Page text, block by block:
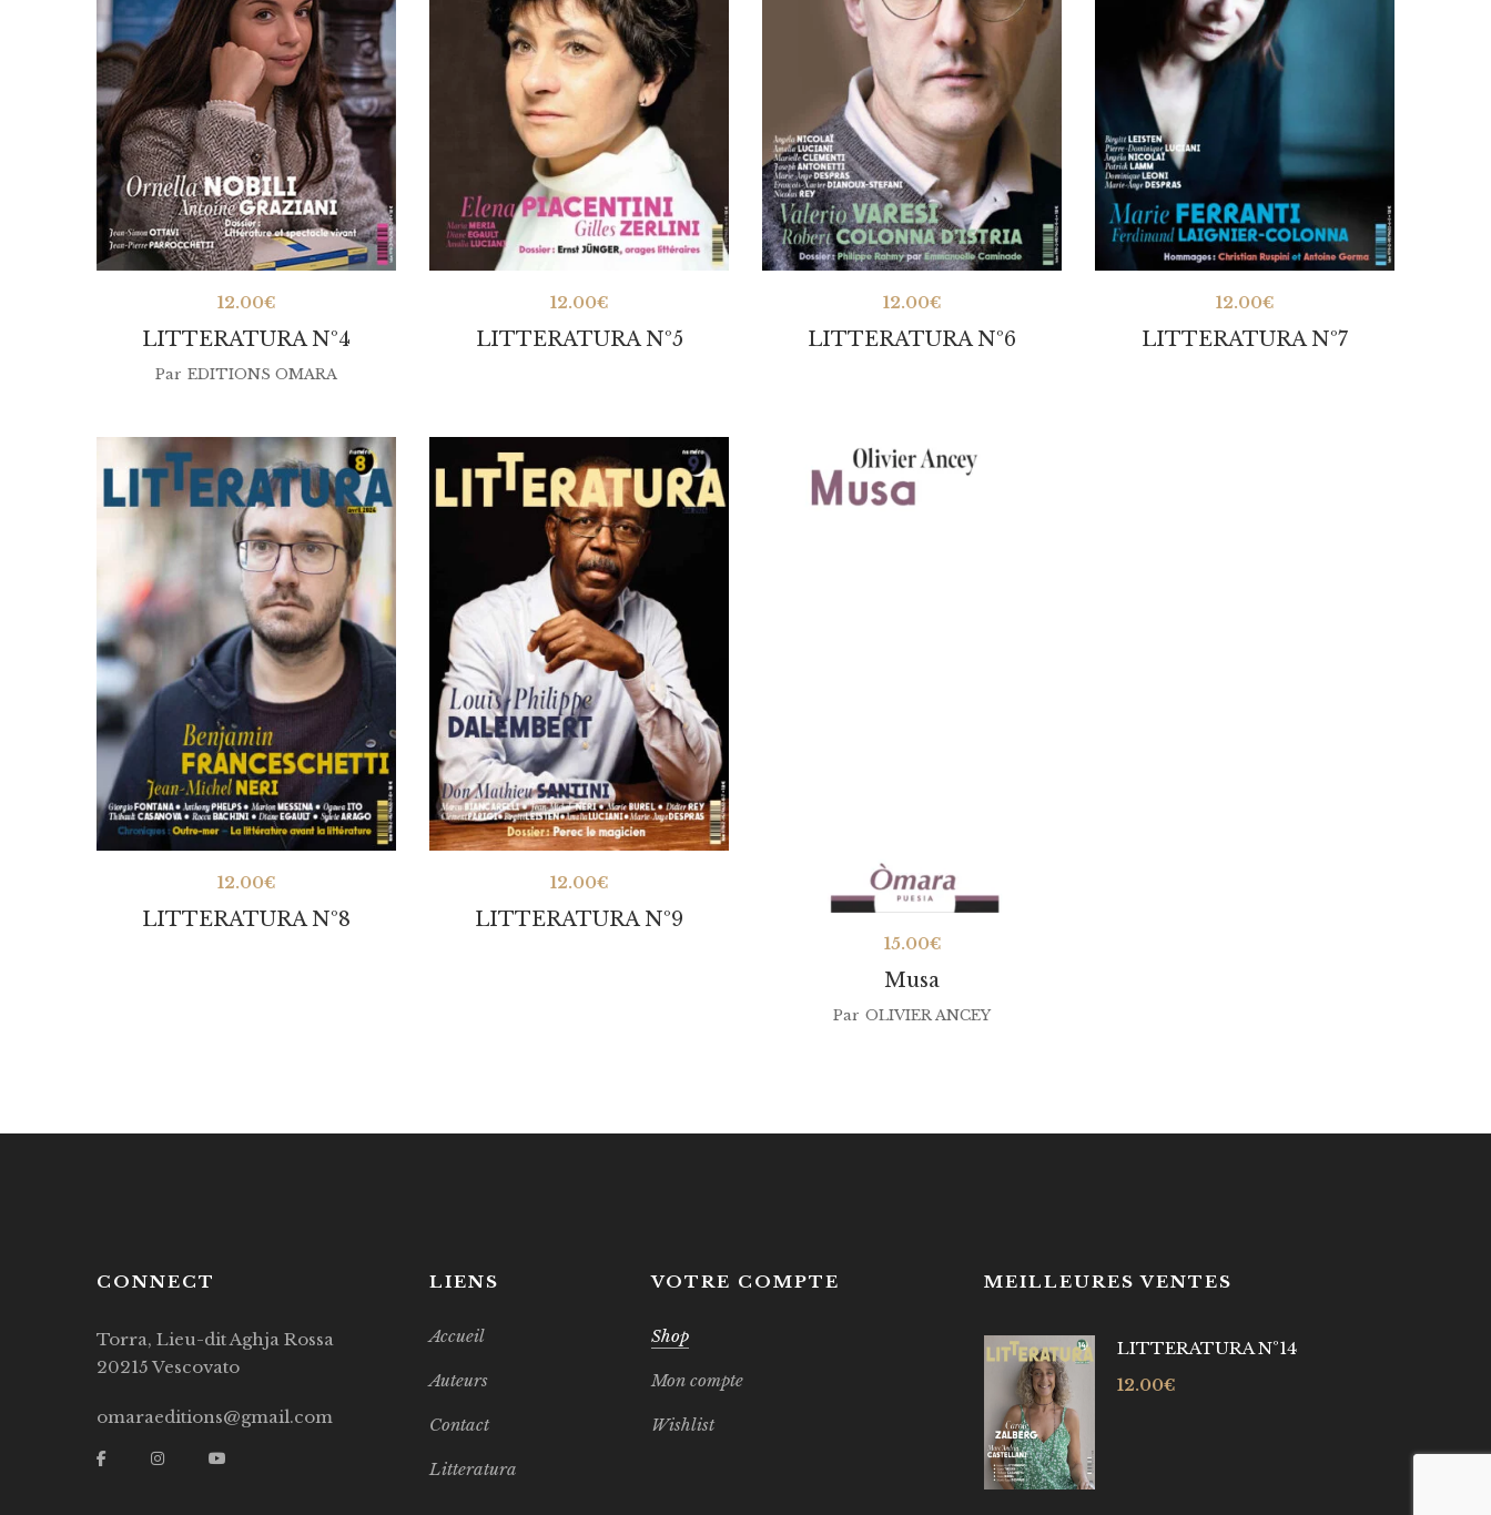
LITTERATURA Nº4
12.00€
Par EDITIONS OMARA
LITTERATURA Nº5
12.00€
LITTERATURA Nº6
12.00€
LITTERATURA Nº7
12.00€
LITTERATURA Nº8
12.00€
LITTERATURA Nº9
12.00€
Musa
15.00€
Par OLIVIER ANCEY
CONNECT
Torra, Lieu-dit Aghja Rossa
20215 Vescovato
omaraeditions@gmail.com
LIENS
Accueil
Auteurs
Contact
Litteratura
VOTRE COMPTE
Shop
Mon compte
Wishlist
MEILLEURES VENTES
LITTERATURA Nº14
12.00€